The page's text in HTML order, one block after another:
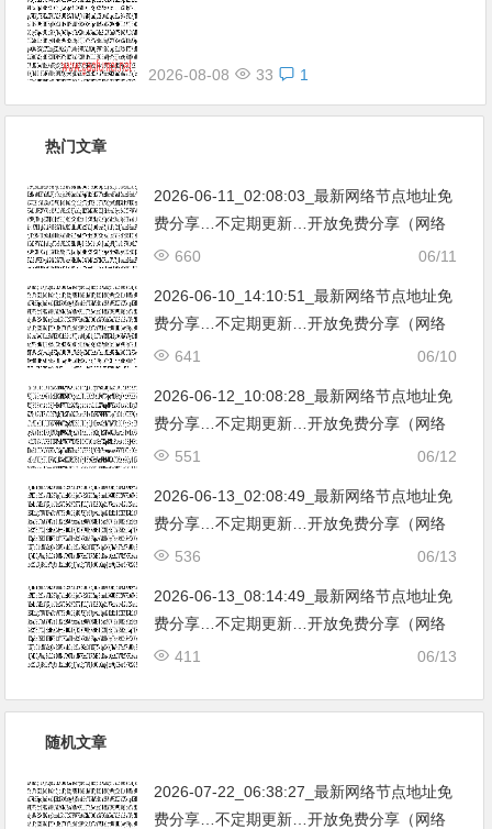
2026-08-08 33 1
热门文章
2026-06-11_02:08:03_最新网络节点地址免
费分享…不定期更新…开放免费分享（网络
免费节点香港|日本|韩国|新加坡|台湾|马来西
06/11
660
2026-06-10_14:10:51_最新网络节点地址免
费分享…不定期更新…开放免费分享（网络
免费节点香港|日本|韩国|新加坡|台湾|马来西
06/10
641
2026-06-12_10:08:28_最新网络节点地址免
费分享…不定期更新…开放免费分享（网络
免费节点香港|日本|韩国|新加坡|台湾|马来西
06/12
551
2026-06-13_02:08:49_最新网络节点地址免
费分享…不定期更新…开放免费分享（网络
免费节点香港|日本|韩国|新加坡|台湾|马来西
06/13
536
2026-06-13_08:14:49_最新网络节点地址免
费分享…不定期更新…开放免费分享（网络
免费节点香港|日本|韩国|新加坡|台湾|马来西
06/13
411
随机文章
2026-07-22_06:38:27_最新网络节点地址免
费分享…不定期更新…开放免费分享（网络